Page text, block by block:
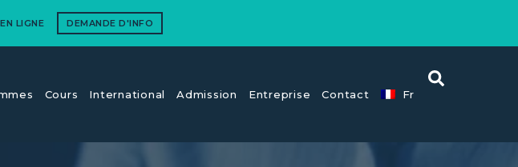
LIGNE DEMANDE D'INFO
Cours​ International Admission Entreprise Contact Fr